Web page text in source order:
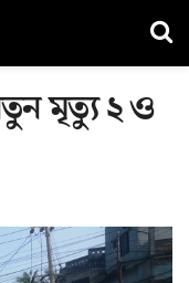
মৃত্যু ২ ও